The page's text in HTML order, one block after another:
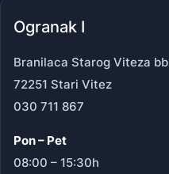
Ogranak I
Branilaca Starog Viteza bb
72251 Stari Vitez
030 711 867
Pon – Pet
08:00 – 15:30h